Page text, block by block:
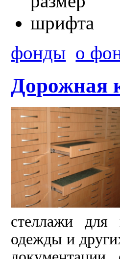
фонды о
Дорожная
стеллажи для
одежды и